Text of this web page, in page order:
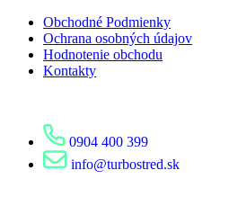
Obchodné Podmienky
Ochrana osobných údajov
Hodnotenie obchodu
Kontakty
0904 400 399
info@turbostred.sk